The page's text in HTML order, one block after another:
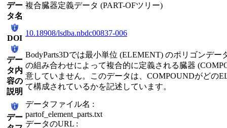
デー
タ名
複合臓器定義データ (PART-OFツリー)
DOI
10.18908/lsdba.nbdc00837-006
デー
タ内
容の
説明
BodyParts3Dでは最小単位 (ELEMENT) のポリゴンデー
の組み合わせによって複合的に定義される臓器
意していません。このデータは、COMPOUNDがどの
て構成されているかを記述しています。
デー
データファイル名 :
partof_element_parts.txt
データのURL :